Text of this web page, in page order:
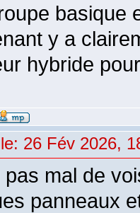
basique
y a
hybride
26 Fév 2026,
mal de
panneaux